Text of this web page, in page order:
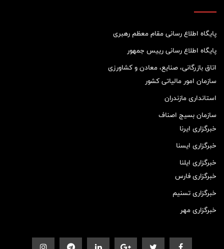
پایگاه اطلاع رسانی مقام معظم رهبری
پایگاه اطلاع رسانی رییس جمهور
اتاق بازرگانی، صنایع، معادن و کشاورزی
سازمان امور مالیاتی کشور
استانداری مازندران
سازمان بسیج اصناف
خبرگزاری ایرنا
خبرگزاری ایسنا
خبرگزاری ایلنا
خبرگزاری فارس
خبرگزاری تسنیم
خبرگزاری مهر